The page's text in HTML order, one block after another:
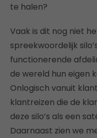
te halen?
Vaak is dit nog niet
spreekwoordelijk
functionerende
de wereld hun eigen
Onlogisch vanuit
klantreizen die de
deze silo’s als een
Daarnaast zien we